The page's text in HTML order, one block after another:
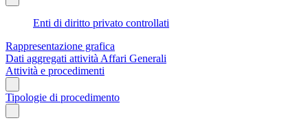
Enti di diritto privato controllati
Rappresentazione grafica
Dati aggregati attività Affari Generali
Attività e procedimenti
Tipologie di procedimento